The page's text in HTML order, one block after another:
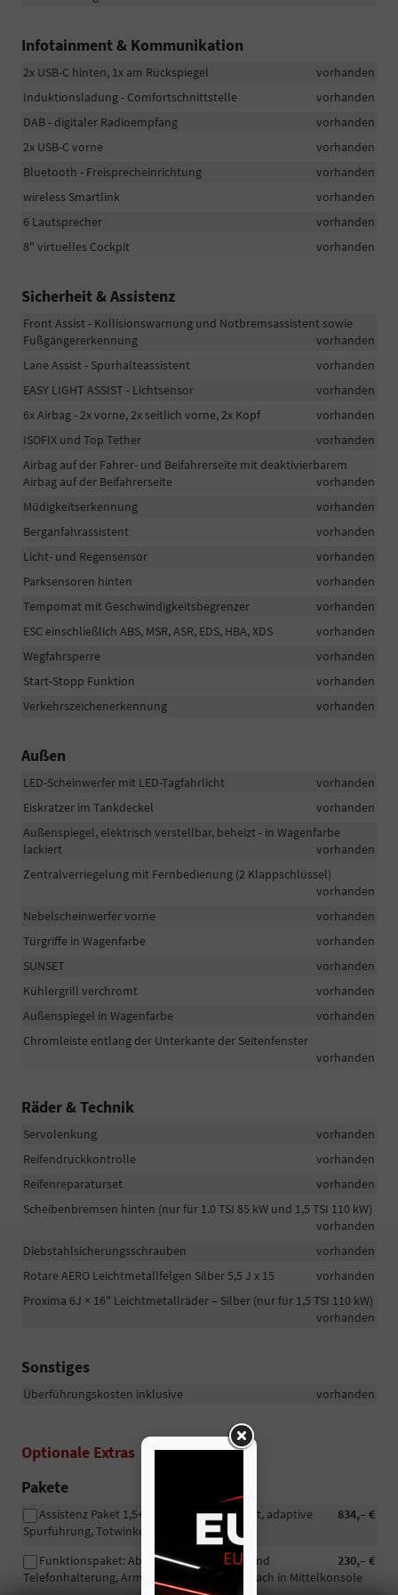
Infotainment & Kommunikation
2x USB-C hinten, 1x am Rückspiegel
vorhanden
Induktionsladung - Comfortschnittstelle
vorhanden
DAB - digitaler Radioempfang
vorhanden
2x USB-C vorne
vorhanden
Bluetooth - Freisprecheinrichtung
vorhanden
wireless Smartlink
vorhanden
6 Lautsprecher
vorhanden
8" virtuelles Cockpit
vorhanden
Sicherheit & Assistenz
Front Assist - Kollisionswarnung und Notbremsassistent sowie
Fußgängererkennung
vorhanden
Lane Assist - Spurhalteassistent
vorhanden
EASY LIGHT ASSIST - Lichtsensor
vorhanden
6x Airbag - 2x vorne, 2x seitlich vorne, 2x Kopf
vorhanden
ISOFIX und Top Tether
vorhanden
Airbag auf der Fahrer- und Beifahrerseite mit deaktivierbarem
Airbag auf der Beifahrerseite
vorhanden
Müdigkeitserkennung
vorhanden
Berganfahrassistent
vorhanden
Licht- und Regensensor
vorhanden
Parksensoren hinten
vorhanden
Tempomat mit Geschwindigkeitsbegrenzer
vorhanden
ESC einschließlich ABS, MSR, ASR, EDS, HBA, XDS
vorhanden
Wegfahrsperre
vorhanden
Start-Stopp Funktion
vorhanden
Verkehrszeichenerkennung
vorhanden
Außen
LED-Scheinwerfer mit LED-Tagfahrlicht
vorhanden
Eiskratzer im Tankdeckel
vorhanden
Außenspiegel, elektrisch verstellbar, beheizt - in Wagenfarbe
lackiert
vorhanden
Zentralverriegelung mit Fernbedienung (2 Klappschlüssel)
vorhanden
Nebelscheinwerfer vorne
vorhanden
Türgriffe in Wagenfarbe
vorhanden
SUNSET
vorhanden
Kühlergrill verchromt
vorhanden
Außenspiegel in Wagenfarbe
vorhanden
Chromleiste entlang der Unterkante der Seitenfenster
vorhanden
Räder & Technik
Servolenkung
vorhanden
Reifendruckkontrolle
vorhanden
Reifenreparaturset
vorhanden
Scheibenbremsen hinten (nur für 1.0 TSI 85 kW und 1,5 TSI 110 kW)
vorhanden
Diebstahlsicherungsschrauben
vorhanden
Rotare AERO Leichtmetallfelgen Silber 5,5 J x 15
vorhanden
Proxima 6J × 16" Leichtmetallräder – Silber (nur für 1,5 TSI 110 kW)
vorhanden
Sonstiges
Überführungskosten inklusive vorhanden
Optionale Extras
Pakete
834,– €
Assistenz Paket 1,5+: adaptiver Tempomat, adaptive
Spurführung, Totwinkelüberwachung
230,– €
Funktionspaket: Abfallbehälter, Tablet- und
Telefonhalterung, Armlehne hinten, Ablagefach in Mittelkonsole